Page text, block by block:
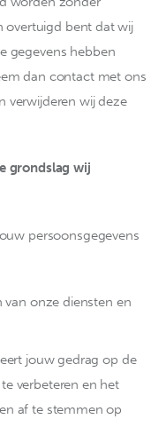
overtuigd bent dat wij
gegevens hebben
dan contact met ons
verwijderen wij deze
grondslag wij
persoonsgegevens
onze diensten en
jouw gedrag op de
verbeteren en het
af te stemmen op